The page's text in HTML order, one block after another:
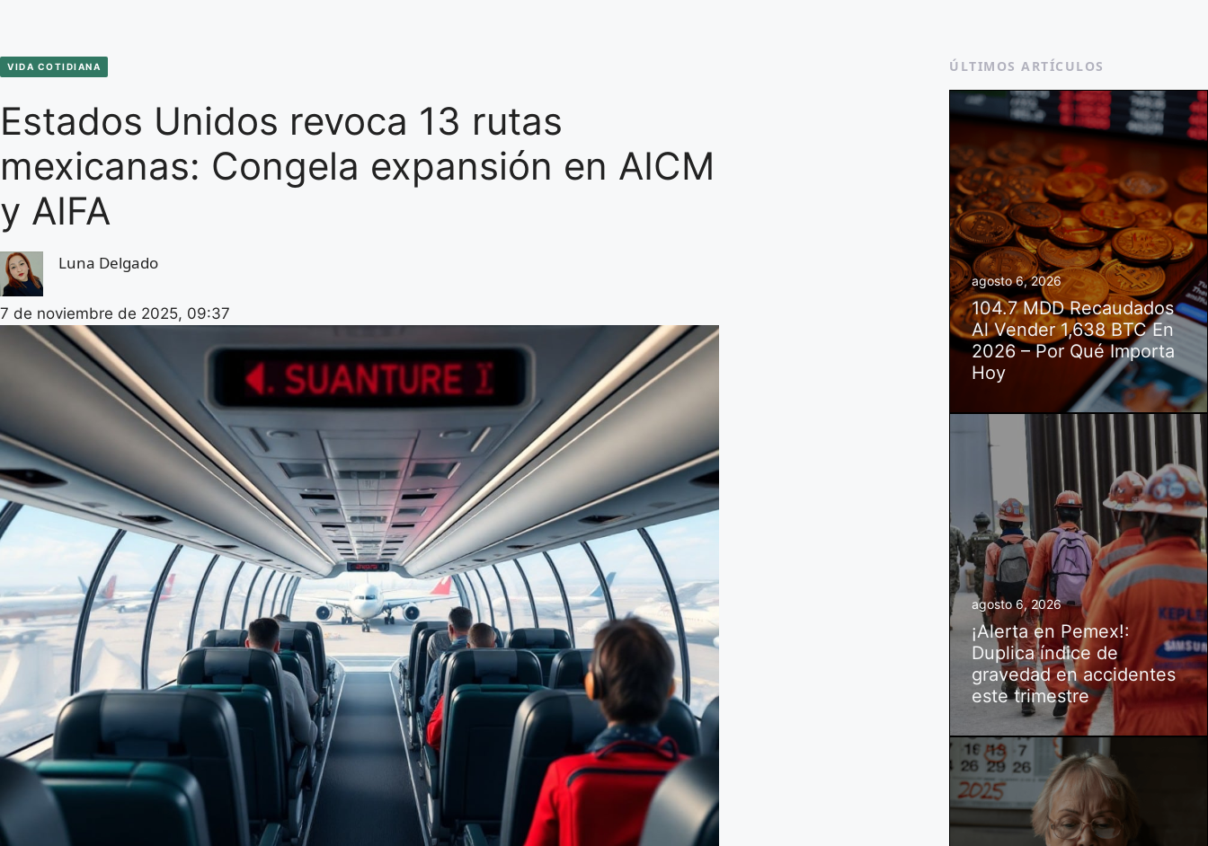
VIDA COTIDIANA
Estados Unidos revoca 13 rutas
mexicanas: Congela expansión en AICM
y AIFA
Luna Delgado
7 de noviembre de 2025, 09:37
ÚLTIMOS ARTÍCULOS
agosto 6, 2026
104.7 MDD Recaudados
Al Vender 1,638 BTC En
2026 – Por Qué Importa
Hoy
agosto 6, 2026
¡Alerta en Pemex!:
Duplica índice de
gravedad en accidentes
este trimestre